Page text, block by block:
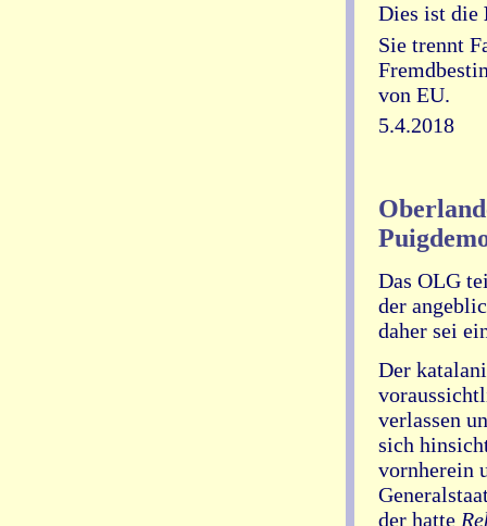
Dies ist die
Sie trennt
von EU.
5.4.2018
Das OLG
der
daher sei
Der
verlassen
sich
vornherein
der hatte